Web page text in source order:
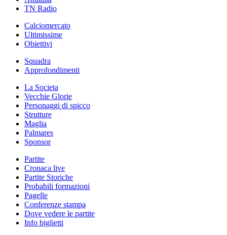
TN Radio
Calciomercato
Ultimissime
Obiettivi
Squadra
Approfondimenti
La Societa
Vecchie Glorie
Personaggi di spicco
Strutture
Maglia
Palmares
Sponsor
Partite
Cronaca live
Partite Storiche
Probabili formazioni
Pagelle
Conferenze stampa
Dove vedere le partite
Info biglietti